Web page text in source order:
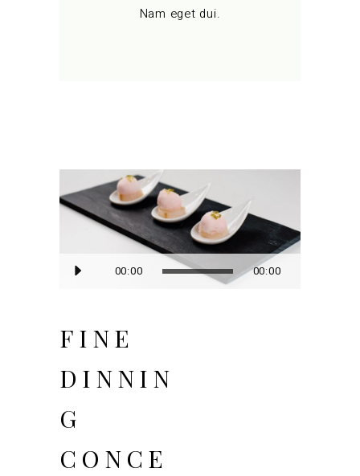
Nam eget dui.
Audio
00:00 00:00
FINE
DINNIN
G
CONCE